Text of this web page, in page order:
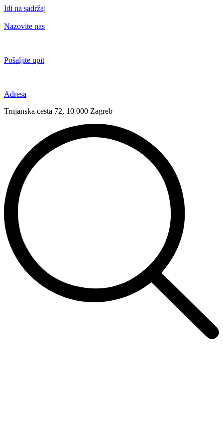
Idi na sadržaj
Nazovite nas
Pošaljite upit
Adresa
Trnjanska cesta 72, 10 000 Zagreb